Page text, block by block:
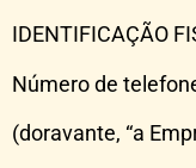
IDENTIFICAÇÃO
Número de
(doravante, “a